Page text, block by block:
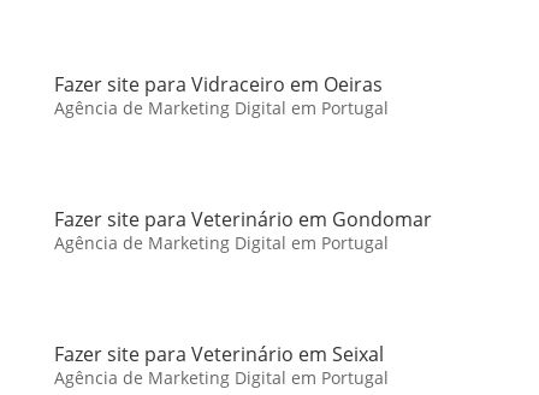
Fazer site para Vidraceiro em Oeiras
Agência de Marketing Digital em Portugal
Fazer site para Veterinário em Gondomar
Agência de Marketing Digital em Portugal
Fazer site para Veterinário em Seixal
Agência de Marketing Digital em Portugal